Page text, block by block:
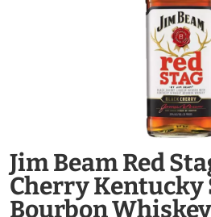
Jim Beam Red
Cherry
Bourbon